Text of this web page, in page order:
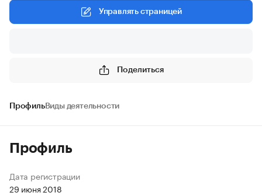
Управлять страницей
Поделиться
ПрофильВиды деятельности
Профиль
Дата регистрации
29 июня 2018